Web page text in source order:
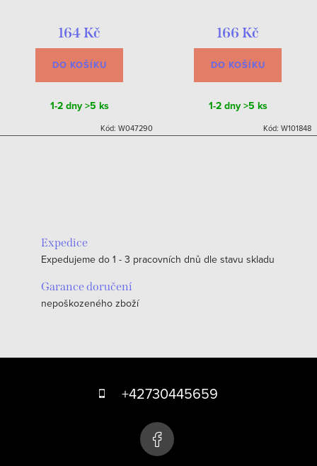
164 Kč
DO KOŠÍKU
1-2 dny>5 ks
Kód: W047290
166 Kč
DO KOŠÍKU
1-2 dny>5 ks
Kód: W101848
Expedice
Expedujeme do 1 - 3 pracovních dnů dle stavu skladu
Garance doručení
nepoškozeného zboží
+42730445659